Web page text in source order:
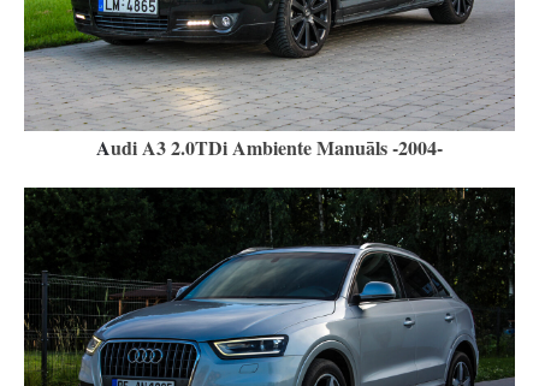
Audi A3 2.0TDi Ambiente Manuāls -2004-